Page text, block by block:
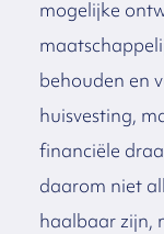
mogelijke
behouden en
huisvesting,
financiële
daarom niet
haalbaar zijn,